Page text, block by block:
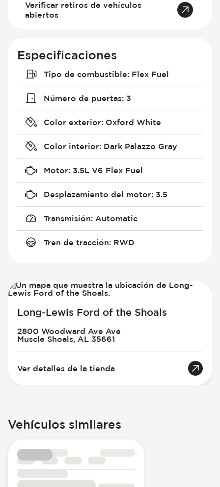
Verificar retiros de vehículos
abiertos
Especificaciones
Tipo de combustible: Flex Fuel
Número de puertas: 3
Color exterior: Oxford White
Color interior: Dark Palazzo Gray
Motor: 3.5L V6 Flex Fuel
Desplazamiento del motor: 3.5
Transmisión: Automatic
Tren de tracción: RWD
Long-Lewis Ford of the Shoals
2800 Woodward Ave Ave
Muscle Shoals, AL 35661
Ver detalles de la tienda
Vehículos similares